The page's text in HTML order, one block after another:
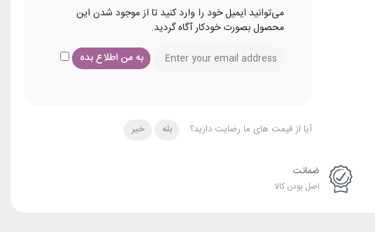
می‌توانید ایمیل خود را وارد کنید تا از موجود شدن این
محصول بصورت خودکار آگاه گردید.
آیا از قیمت های ما رضایت دارید؟ بله خیر
ضمانت
اصل بودن کالا